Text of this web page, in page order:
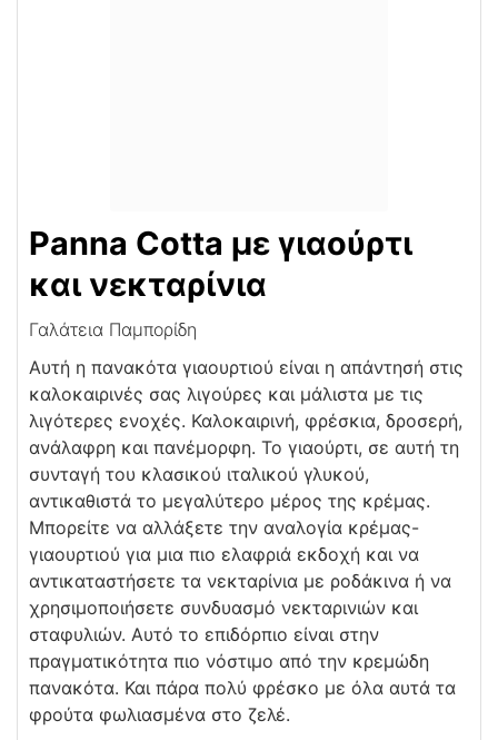
Panna Cotta με γιαούρτι
και νεκταρίνια
Γαλάτεια Παμπορίδη
Αυτή η πανακότα γιαουρτιού είναι η απάντησή στις
καλοκαιρινές σας λιγούρες και μάλιστα με τις
λιγότερες ενοχές. Καλοκαιρινή, φρέσκια, δροσερή,
ανάλαφρη και πανέμορφη. Το γιαούρτι, σε αυτή τη
συνταγή του κλασικού ιταλικού γλυκού,
αντικαθιστά το μεγαλύτερο μέρος της κρέμας.
Μπορείτε να αλλάξετε την αναλογία κρέμας-
γιαουρτιού για μια πιο ελαφριά εκδοχή και να
αντικαταστήσετε τα νεκταρίνια με ροδάκινα ή να
χρησιμοποιήσετε συνδυασμό νεκταρινιών και
σταφυλιών. Αυτό το επιδόρπιο είναι στην
πραγματικότητα πιο νόστιμο από την κρεμώδη
πανακότα. Και πάρα πολύ φρέσκο ​​με όλα αυτά τα
φρούτα φωλιασμένα στο ζελέ.